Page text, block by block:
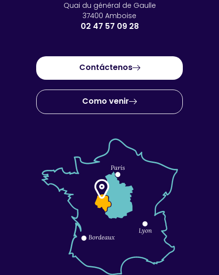
Quai du général de Gaulle
37400 Amboise
02 47 57 09 28
Contáctenos
Como venir